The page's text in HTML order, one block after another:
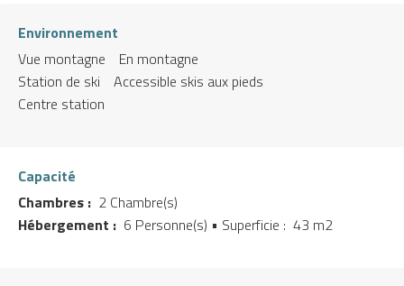
Environnement
Vue montagne
En montagne
Station de ski
Accessible skis aux pieds
Centre station
Capacité
Chambres : 2 Chambre(s)
Hébergement : 6 Personne(s) • Superficie : 43 m2